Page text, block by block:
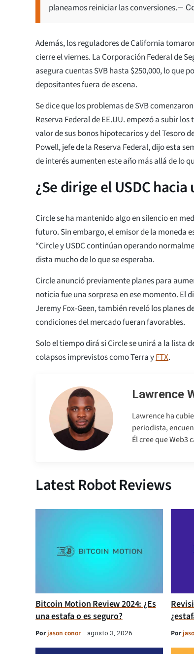
planeamos reiniciar las conversiones.—
Además, los reguladores de California
cierre el viernes. La Corporación Federal de
asegura cuentas SVB hasta $250,000, lo que
depositantes fuera de escena.
Se dice que los problemas de SVB
Reserva Federal de EE.UU. empezó a subir
valor de sus bonos hipotecarios y del Tesoro
Powell, jefe de la Reserva Federal, dijo esta
de interés aumenten este año más allá de lo
¿Se dirige el USDC hacia
Circle se ha mantenido algo en silencio en
futuro. Sin embargo, el emisor de la moneda
“Circle y USDC continúan operando
dista mucho de lo que se esperaba.
Circle anunció previamente planes para
noticia fue una sorpresa en ese momento. El
Jeremy Fox-Geen, también reveló los planes
condiciones del mercado fueran favorables.
Solo el tiempo dirá si Circle se unirá a la lista
colapsos imprevistos como Terra yFTX.
Lawrence
Lawrence ha
periodista,
Él cree que Web3
Latest Robot Reviews
Bitcoin Motion Review 2024: ¿Es
una estafa o es seguro?
Porjason conor agosto 3, 2026 Por